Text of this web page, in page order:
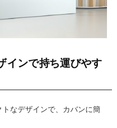
インで持ち運びやす
トなデザインで、カバンに簡